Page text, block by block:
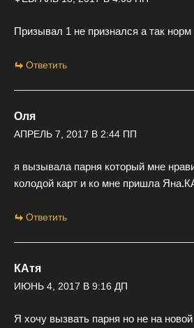
Призывал 1 не признался а так норм
Ответить
Оля
АПРЕЛЬ 7, 2017 В 2:44 ПП
я вызывала парня который мне
колодой карт и ко мне пришла
Ответить
КАтя
ИЮНЬ 4, 2017 В 9:16 ДП
Я хочу вызвать парня но не на